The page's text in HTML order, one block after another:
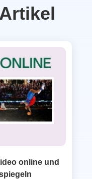
online und